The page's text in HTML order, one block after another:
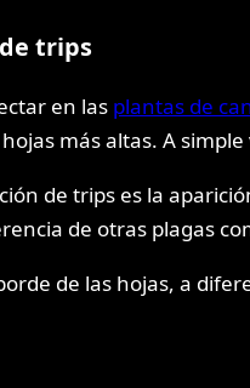
trips
en las plantas de
más altas. A
de trips es la
de otras plagas
de las hojas, a